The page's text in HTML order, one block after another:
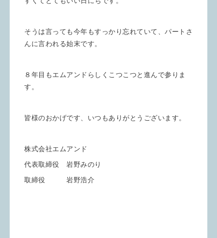
そうは言っても今年もすっかり忘れていて、パートさ
んに言われる始末です。
８年目もエムアンドらしくこつこつと進んで参りま
す。
皆様のおかげです、いつもありがとうございます。
株式会社エムアンド
代表取締役 岩野みのり
取締役 岩野浩介